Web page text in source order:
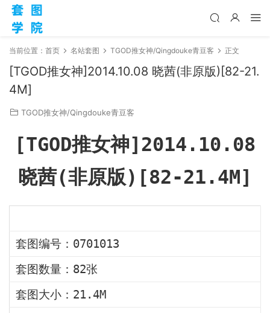
当前位置： 首页 名站套图 TGOD推女神/Qingdouke青豆客 正文
[TGOD推女神]2014.10.08 晓茜(非原版)[82-21.
4M]
TGOD推女神/Qingdouke青豆客
[TGOD推女神]2014.10.08
晓茜(非原版)[82-21.4M]
套图编号：0701013
套图数量：82张
套图大小：21.4M